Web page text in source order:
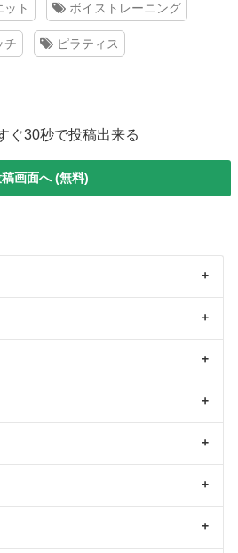
ット ボイストレーニング
チ ピラティス
ぐ30秒で投稿出来る
画面へ (無料)